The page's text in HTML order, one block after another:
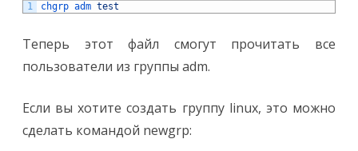
1
chgrp adm test
Теперь этот файл смогут прочитать все
пользователи из группы adm.
Если вы хотите создать группу linux, это можно
сделать командой newgrp: